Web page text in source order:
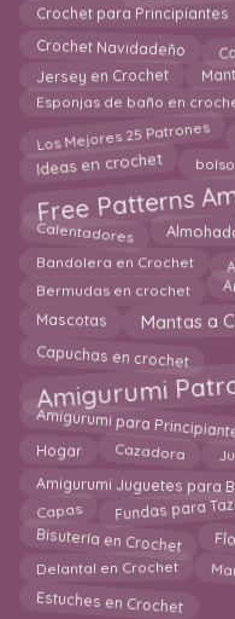
Crochet para Principiantes
Crochet Navidadeño
Jersey en Crochet
Esponjas de baño en
Los Mejores 25 Patrones
Ideas en crochet bolso
Free Patterns
Calentadores
Bandolera en Crochet
Bermudas en crochet
Mascotas Mantas a
Capuchas en crochet
Amigurumi
Amigurumi para
Hogar Cazadora
Amigurumi Juguetes para
Capas Fundas para
Bisutería en Crochet
Delantal en Crochet
Estuches en Crochet